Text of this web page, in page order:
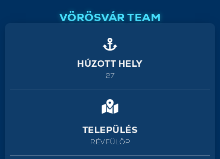
VÖRÖSVÁR TEAM
HÚZOTT HELY
27
TELEPÜLÉS
RÉVFÜLÖP